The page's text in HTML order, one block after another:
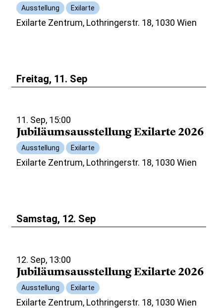
Ausstellung Exilarte
Exilarte Zentrum, Lothringerstr. 18, 1030 Wien
Freitag, 11. Sep
11. Sep, 15:00
Jubiläumsausstellung Exilarte 2026
Ausstellung Exilarte
Exilarte Zentrum, Lothringerstr. 18, 1030 Wien
Samstag, 12. Sep
12. Sep, 13:00
Jubiläumsausstellung Exilarte 2026
Ausstellung Exilarte
Exilarte Zentrum, Lothringerstr. 18, 1030 Wien